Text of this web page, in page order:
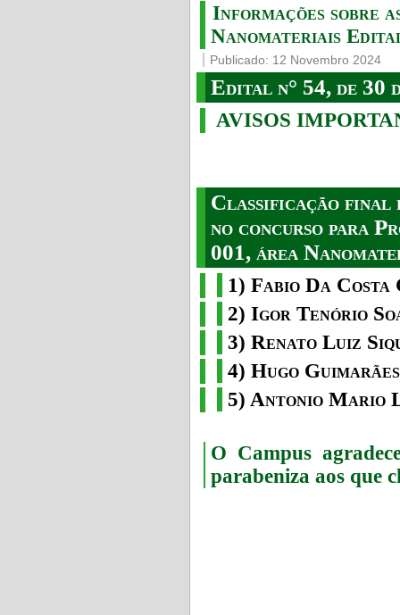
Informações sobre
Nanomateriais
Publicado: 12 Novembro 2024
Edital n° 54, de 30
AVISOS
Classificação final
no concurso para
001, área
1) Fabio Da
2) Igor Tenório
3) Renato Luiz
4) Hugo
5) Antonio Mario
O Campus
parabeniza aos que